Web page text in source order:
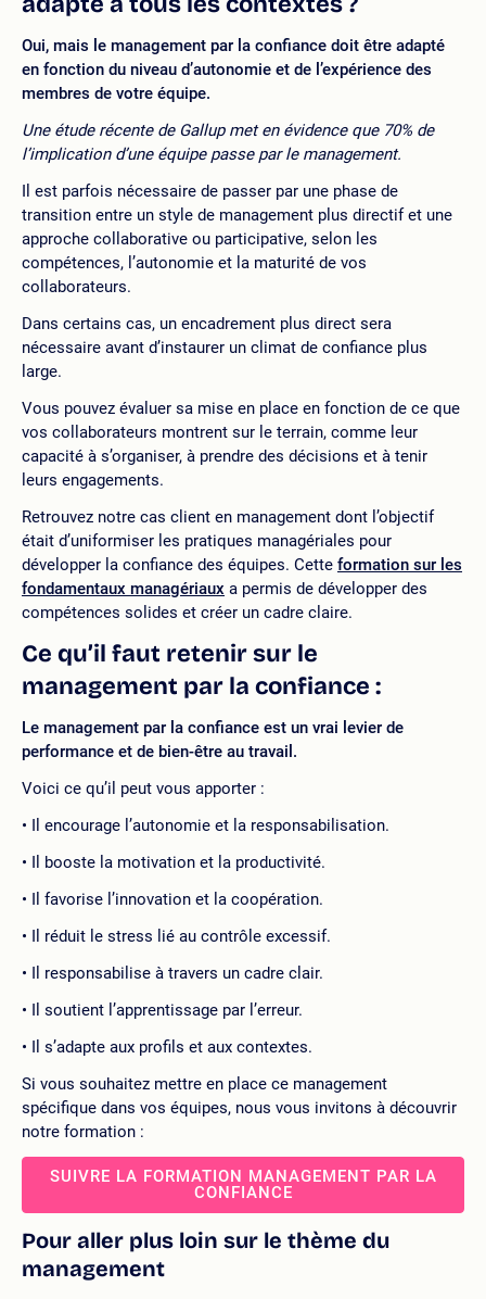
Oui, mais le management par la confiance doit être adapté
en fonction du niveau d’autonomie et de l’expérience des
membres de votre équipe.
Une étude récente de Gallup met en évidence que 70% de
l’implication d’une équipe passe par le management.
Il est parfois nécessaire de passer par une phase de
transition entre un style de management plus directif et une
approche collaborative ou participative, selon les
compétences, l’autonomie et la maturité de vos
collaborateurs.
Dans certains cas, un encadrement plus direct sera
nécessaire avant d’instaurer un climat de confiance plus
large.
Vous pouvez évaluer sa mise en place en fonction de ce que
vos collaborateurs montrent sur le terrain, comme leur
capacité à s’organiser, à prendre des décisions et à tenir
leurs engagements.
Retrouvez notre cas client en management dont l’objectif
était d’uniformiser les pratiques managériales pour
développer la confiance des équipes. Cette formation sur les
fondamentaux managériaux a permis de développer des
compétences solides et créer un cadre claire.
Ce qu’il faut retenir sur le
management par la confiance :
Le management par la confiance est un vrai levier de
performance et de bien-être au travail.
Voici ce qu’il peut vous apporter :
Il encourage l’autonomie et la responsabilisation.
Il booste la motivation et la productivité.
Il favorise l’innovation et la coopération.
Il réduit le stress lié au contrôle excessif.
Il responsabilise à travers un cadre clair.
Il soutient l’apprentissage par l’erreur.
Il s’adapte aux profils et aux contextes.
Si vous souhaitez mettre en place ce management
spécifique dans vos équipes, nous vous invitons à découvrir
notre formation :
SUIVRE LA FORMATION MANAGEMENT PAR LA
CONFIANCE
Pour aller plus loin sur le thème du
management